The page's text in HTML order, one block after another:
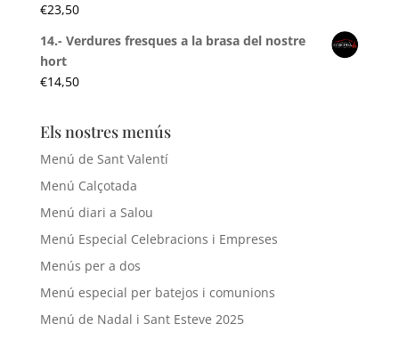
€23,50
14.- Verdures fresques a la brasa del nostre
hort
€14,50
Els nostres menús
Menú de Sant Valentí
Menú Calçotada
Menú diari a Salou
Menú Especial Celebracions i Empreses
Menús per a dos
Menú especial per batejos i comunions
Menú de Nadal i Sant Esteve 2025